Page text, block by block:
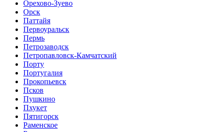
Орехово-Зуево
Орск
Паттайя
Первоуральск
Пермь
Петрозаводск
Петропавловск-Камчатский
Порту
Португалия
Прокопьевск
Псков
Пушкино
Пхукет
Пятигорск
Раменское